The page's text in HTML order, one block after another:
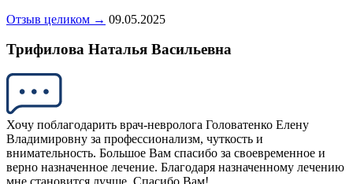
Отзыв целиком → 09.05.2025
Трифилова Наталья Васильевна
Хочу поблагодарить врач-невролога Головатенко Елену
Владимировну за профессионализм, чуткость и
внимательность. Большое Вам спасибо за своевременное и
верно назначенное лечение. Благодаря назначенному лечению